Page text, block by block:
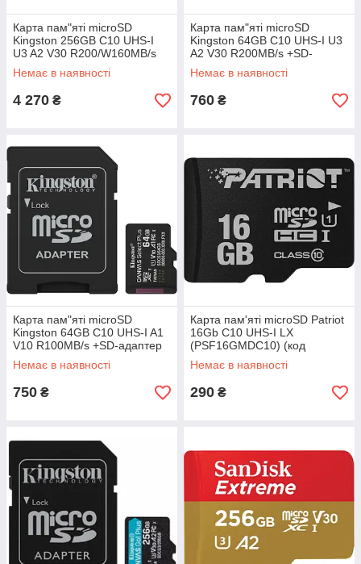
Карта пам"яті microSD
Kingston 256GB C10 UHS-I
U3 A2 V30 R200/W160MB/s
(SDCG4/256GBSP) (код
152462)
Немає в наявності
4 270 ₴
Карта пам"яті microSD
Kingston 64GB C10 UHS-I U3
A2 V30 R200MB/s +SD-
адаптер (SDCG4/64GB) (код
152456)
Немає в наявності
760 ₴
Карта пам"яті microSD
Kingston 64GB C10 UHS-I A1
V10 R100MB/s +SD-адаптер
(SDCS3/64GB) (код 152454)
Немає в наявності
750 ₴
Карта пам'яті microSD Patriot
16Gb C10 UHS-I LX
(PSF16GMDC10) (код
149862)
Немає в наявності
290 ₴